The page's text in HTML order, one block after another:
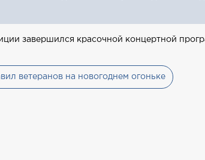
завершился красочной концертной
ветеранов на новогоднем огоньке